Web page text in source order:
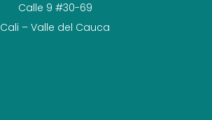
Calle 9 #30-69
Cali – Valle del Cauca